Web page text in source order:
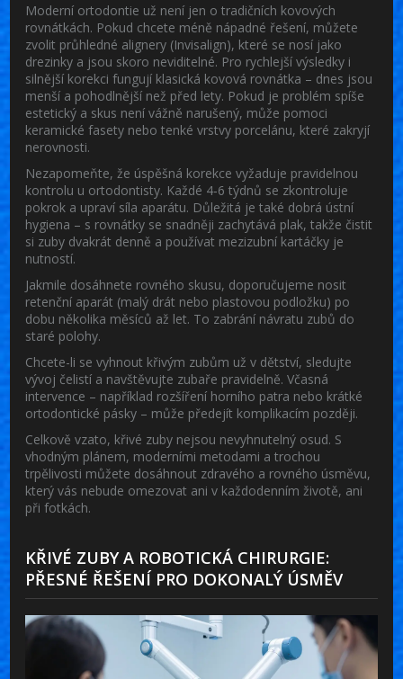
Moderní ortodontie už není jen o tradičních kovových
rovnátkách. Pokud chcete méně nápadné řešení, můžete
zvolit průhledné alignery (Invisalign), které se nosí jako
drezinky a jsou skoro neviditelné. Pro rychlejší výsledky i
silnější korekci fungují klasická kovová rovnátka – dnes jsou
menší a pohodlnější než před lety. Pokud je problém spíše
estetický a skus není vážně narušený, může pomoci
keramické fasety nebo tenké vrstvy porcelánu, které zakryjí
nerovnosti.
Nezapomeňte, že úspěšná korekce vyžaduje pravidelnou
kontrolu u ortodontisty. Každé 4‑6 týdnů se zkontroluje
pokrok a upraví síla aparátu. Důležitá je také dobrá ústní
hygiena – s rovnátky se snadněji zachytává plak, takže čistit
si zuby dvakrát denně a používat mezizubní kartáčky je
nutností.
Jakmile dosáhnete rovného skusu, doporučujeme nosit
retenční aparát (malý drát nebo plastovou podložku) po
dobu několika měsíců až let. To zabrání návratu zubů do
staré polohy.
Chcete-li se vyhnout křivým zubům už v dětství, sledujte
vývoj čelistí a navštěvujte zubaře pravidelně. Včasná
intervence – například rozšíření horního patra nebo krátké
ortodontické pásky – může předejít komplikacím později.
Celkově vzato, křivé zuby nejsou nevyhnutelný osud. S
vhodným plánem, moderními metodami a trochou
trpělivosti můžete dosáhnout zdravého a rovného úsměvu,
který vás nebude omezovat ani v každodenním životě, ani
při fotkách.
KŘIVÉ ZUBY A ROBOTICKÁ CHIRURGIE:
PŘESNÉ ŘEŠENÍ PRO DOKONALÝ ÚSMĚV